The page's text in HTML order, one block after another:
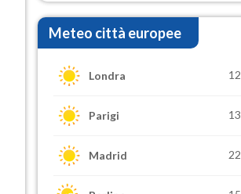
Meteo città europee
Londra
Parigi
Madrid